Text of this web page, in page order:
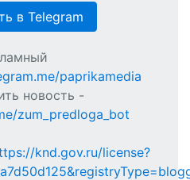
в Telegram
paprikamedia
новость -
zum_predloga_bot
knd.gov.ru/license?